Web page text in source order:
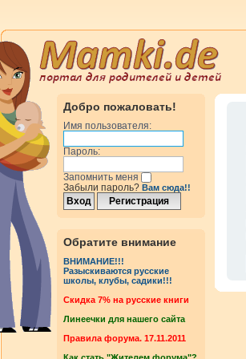
Добро пожаловать!
Имя пользователя:
Пароль:
Запомнить меня
Забыли пароль? Вам сюда!!
Обратите внимание
ВНИМАНИЕ!!!
Разыскиваются русские
школы, клубы, садики!!!
Cкидка 7% на русские книги
Линеечки для нашего сайта
Правила форума. 17.11.2011